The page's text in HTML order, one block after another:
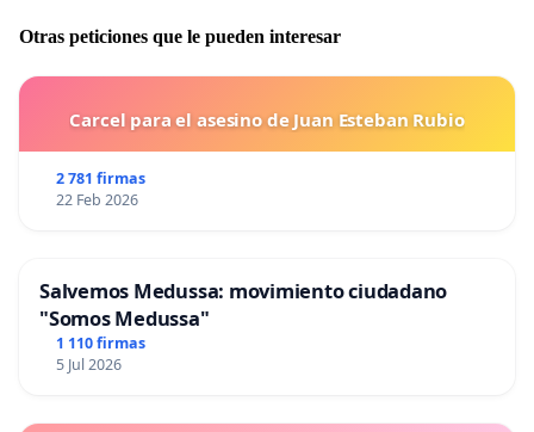
Otras peticiones que le pueden interesar
Carcel para el asesino de Juan Esteban Rubio
2 781 firmas
22 Feb 2026
Salvemos Medussa: movimiento ciudadano
"Somos Medussa"
1 110 firmas
5 Jul 2026